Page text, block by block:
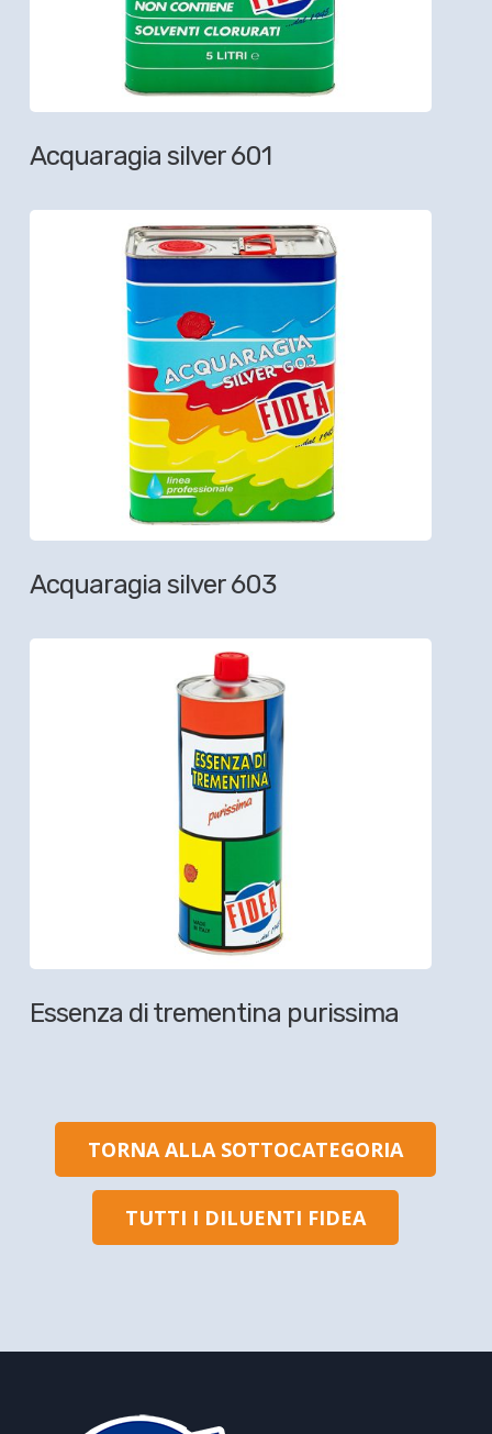
Acquaragia silver 601
Acquaragia silver 603
Essenza di trementina purissima
TORNA ALLA SOTTOCATEGORIA
TUTTI I DILUENTI FIDEA